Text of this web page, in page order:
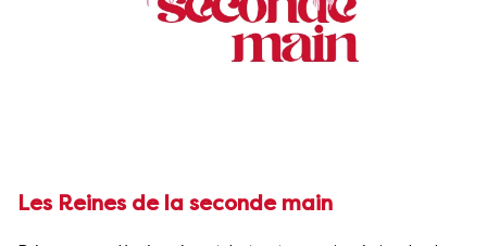
Les Reines de la seconde main